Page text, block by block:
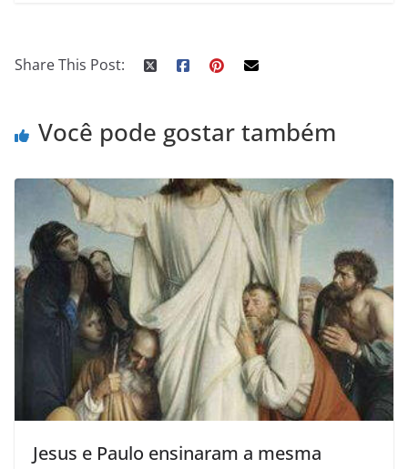
Share This Post:
Você pode gostar também
Jesus e Paulo ensinaram a mesma